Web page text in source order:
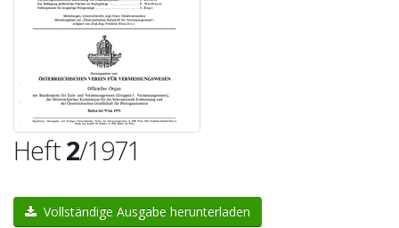
Heft2/1971
Vollständige Ausgabe herunterladen